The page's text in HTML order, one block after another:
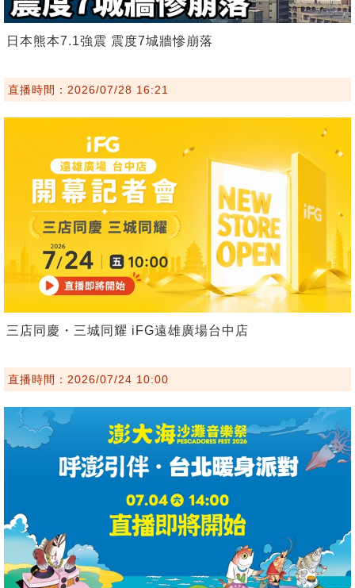
日本熊本7.1強震 震度7城牆慘崩落
直播時間：2026/07/28 16:21
三店同慶・三城同耀 iFG遠雄廣場台中店
直播時間：2026/07/24 10:00